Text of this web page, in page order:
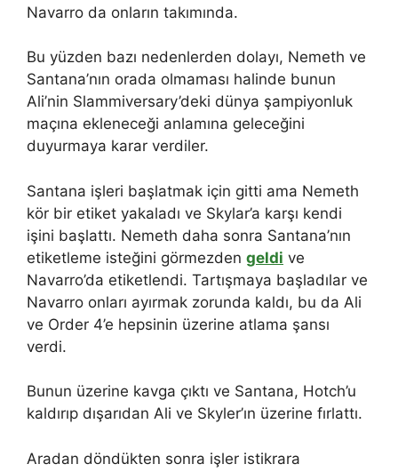
Navarro da onların takımında.
Bu yüzden bazı nedenlerden dolayı, Nemeth ve
Santana’nın orada olmaması halinde bunun
Ali’nin Slammiversary’deki dünya şampiyonluk
maçına ekleneceği anlamına geleceğini
duyurmaya karar verdiler.
Santana işleri başlatmak için gitti ama Nemeth
kör bir etiket yakaladı ve Skylar’a karşı kendi
işini başlattı. Nemeth daha sonra Santana’nın
etiketleme isteğini görmezden geldi ve
Navarro’da etiketlendi. Tartışmaya başladılar ve
Navarro onları ayırmak zorunda kaldı, bu da Ali
ve Order 4’e hepsinin üzerine atlama şansı
verdi.
Bunun üzerine kavga çıktı ve Santana, Hotch’u
kaldırıp dışarıdan Ali ve Skyler’ın üzerine fırlattı.
Aradan döndükten sonra işler istikrara